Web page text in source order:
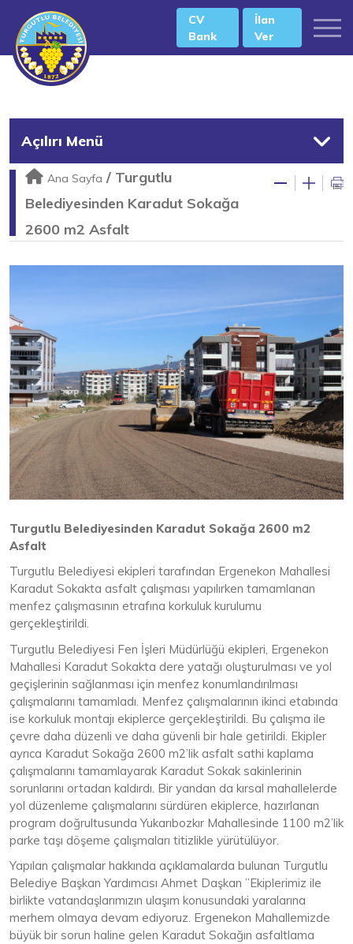
CV
Bank
İlan
Ver
Açılırı Menü
Ana Sayfa / Turgutlu
Belediyesinden Karadut Sokağa
2600 m2 Asfalt
Turgutlu Belediyesinden Karadut Sokağa 2600 m2
Asfalt
Turgutlu Belediyesi ekipleri tarafından Ergenekon Mahallesi
Karadut Sokakta asfalt çalışması yapılırken tamamlanan
menfez çalışmasının etrafına korkuluk kurulumu
gerçekleştirildi.
Turgutlu Belediyesi Fen İşleri Müdürlüğü ekipleri, Ergenekon
Mahallesi Karadut Sokakta dere yatağı oluşturulması ve yol
geçişlerinin sağlanması için menfez konumlandırılması
çalışmalarını tamamladı. Menfez çalışmalarının ikinci etabında
ise korkuluk montajı ekiplerce gerçekleştirildi. Bu çalışma ile
çevre daha düzenli ve daha güvenli bir hale getirildi. Ekipler
ayrıca Karadut Sokağa 2600 m2’lik asfalt sathi kaplama
çalışmalarını tamamlayarak Karadut Sokak sakinlerinin
sorunlarını ortadan kaldırdı. Bir yandan da kırsal mahallelerde
yol düzenleme çalışmalarını sürdüren ekiplerce, hazırlanan
program doğrultusunda Yukarıbozkır Mahallesinde 1100 m2’lik
parke taşı döşeme çalışmaları titizlikle yürütülüyor.
Yapılan çalışmalar hakkında açıklamalarda bulunan Turgutlu
Belediye Başkan Yardımcısı Ahmet Daşkan ”Ekiplerimiz ile
birlikte vatandaşlarımızın ulaşım konusundaki yaralarına
merhem olmaya devam ediyoruz. Ergenekon Mahallemizde
büyük bir sorun haline gelen Karadut Sokağın asfaltlama